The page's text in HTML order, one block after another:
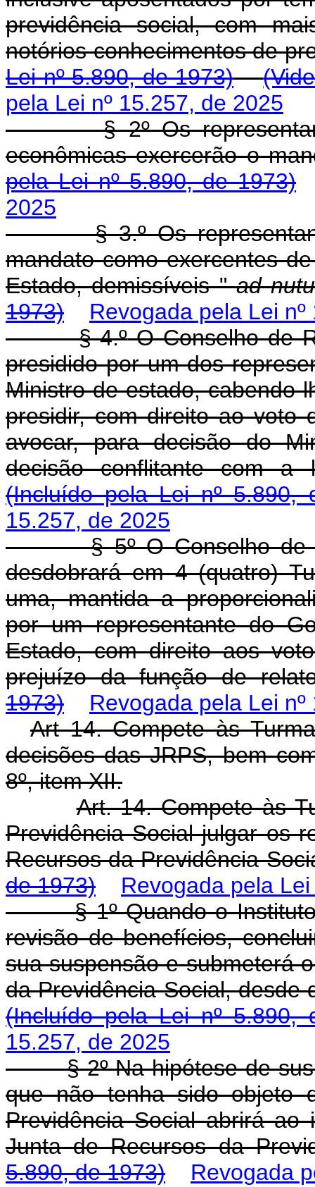
previdência social, com
notórios conhecimentos de
Lei nº 5.890, de 1973)
pela Lei nº 15.257, de 2025
§ 2º Os representantes
econômicas exercerão o
pela Lei nº 5.890, de 1973)
2025
§ 3.º Os representantes
mandato como exercentes
Estado, demissíveis "ad
1973)
Revogada pela Lei
§ 4.ºO Conselho de
presidido por um dos
Ministro de estado, cabendo-
presidir, com direito ao voto
avocar, para decisão do
decisão conflitante com a
(Incluído pela Lei nº 5.890,
15.257, de 2025
§ 5º O Conselho de
desdobrará em 4 (quatro)
uma, mantida a
por um representante do
Estado, com direito aos
prejuízo da função de
1973)
Revogada pela Lei
Art 14. Compete às
decisões das JRPS, bem
8º, item XII.
Art. 14. Compete às
Previdência Social julgar os
Recursos da Previdência
de 1973)
Revogada pela
§ 1º Quando o Instituto
revisão de benefícios,
sua suspensão e submeterá
da Previdência Social, desde
(Incluído pela Lei nº 5.890,
15.257, de 2025
§ 2º Na hipótese de
que não tenha sido objeto
Previdência Social abrirá
Junta de Recursos da
5.890, de 1973)
Revogada